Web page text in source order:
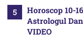
Horoscop 10-
Astrologul
VIDEO